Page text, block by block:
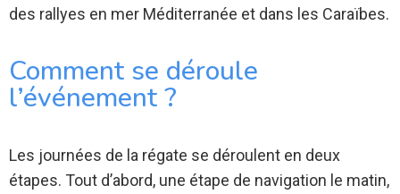
des rallyes en mer Méditerranée et dans les Caraïbes.
Comment se déroule
l’événement ?
Les journées de la régate se déroulent en deux
étapes. Tout d’abord, une étape de navigation le matin,